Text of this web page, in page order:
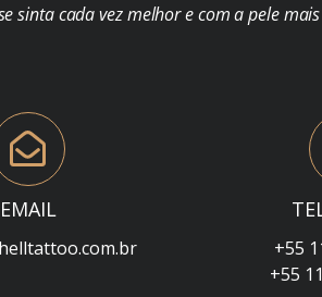
sinta cada vez melhor e com a pele
EMAIL
+55
+55